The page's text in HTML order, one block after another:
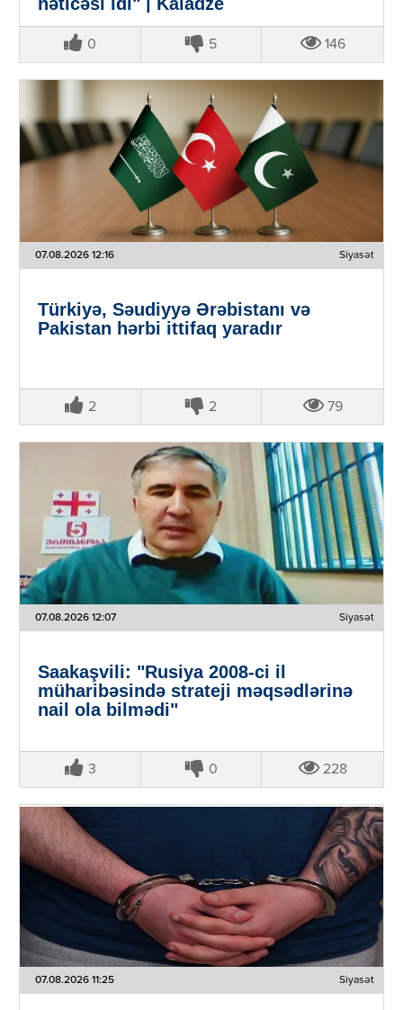
0 5 146
07.08.2026 12:16 Siyasət
Türkiyə, Səudiyyə Ərəbistanı və
Pakistan hərbi ittifaq yaradır
2 2 79
07.08.2026 12:07 Siyasət
Saakaşvili: "Rusiya 2008-ci il
müharibəsində strateji məqsədlərinə
nail ola bilmədi"
3 0 228
07.08.2026 11:25 Siyasət